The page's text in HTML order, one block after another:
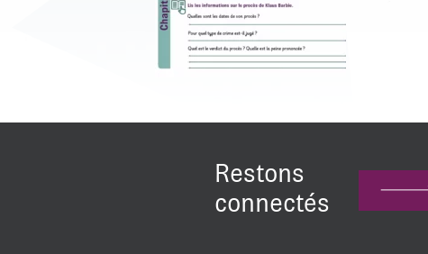
Restons
connectés